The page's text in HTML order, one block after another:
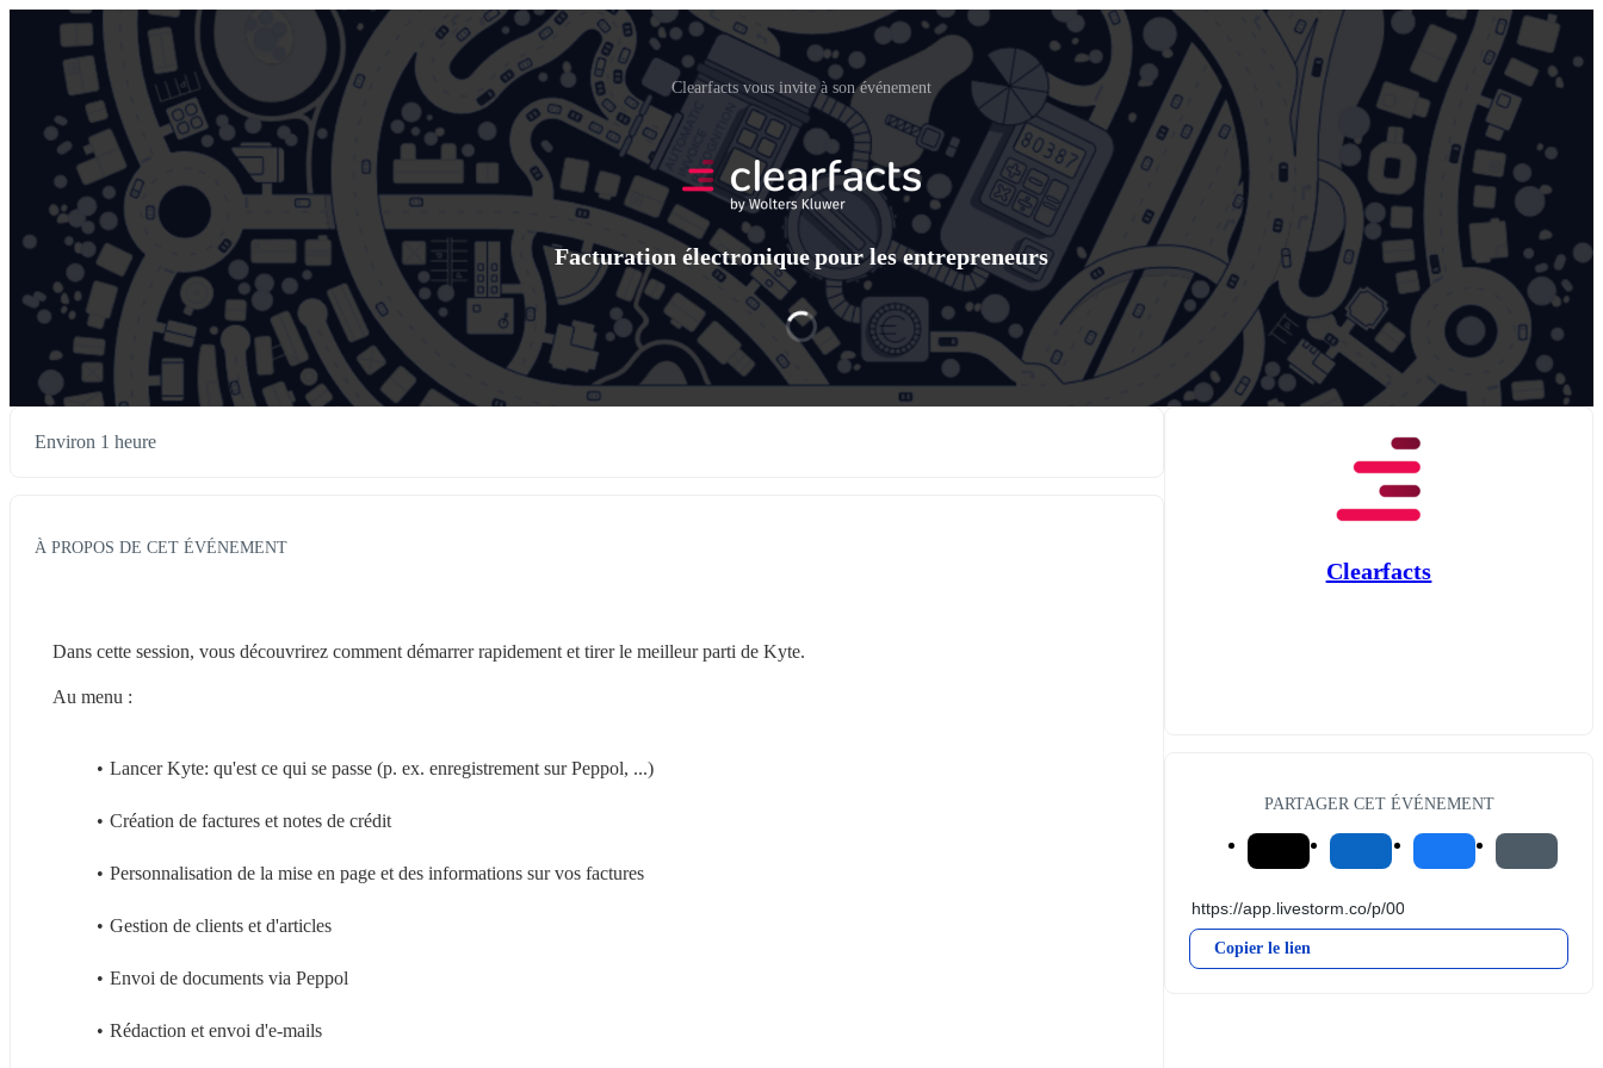
Clearfacts vous invite à son événement
Facturation électronique pour les entrepreneurs
Environ 1 heure
À PROPOS DE CET ÉVÉNEMENT
Dans cette session, vous découvrirez comment démarrer rapidement et tirer le meilleur parti de Kyte.
Au menu :
Lancer Kyte: qu'est ce qui se passe (p. ex. enregistrement sur Peppol, ...)
Création de factures et notes de crédit
Personnalisation de la mise en page et des informations sur vos factures
Gestion de clients et d'articles
Envoi de documents via Peppol
Rédaction et envoi d'e-mails
Clearfacts
PARTAGER CET ÉVÉNEMENT
Copier le lien